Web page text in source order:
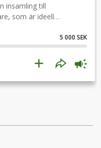
insamling till
som är ideell
5 000 SEK